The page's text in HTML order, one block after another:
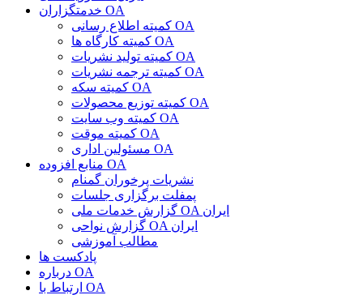
خدمتگزاران OA
کمیته اطلاع رسانی OA
کمیته کارگاه ها OA
کمیته تولید نشریات OA
کمیته ترجمه نشریات OA
کمیته سکه OA
کمیته توزیع محصولات OA
کمیته وب سایت OA
کمیته موقت OA
مسئولین اداری OA
منابع افزوده OA
نشریات پرخوران گمنام
پمفلت برگزاری جلسات
گزارش خدمات ملی OA ایران
گزارش نواحی OA ایران
مطالب آموزشی
پادکست ها
درباره OA
ارتباط با OA